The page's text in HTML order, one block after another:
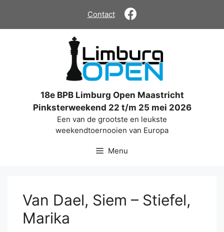
de
Contact
18e BPB Limburg Open Maastricht
Pinksterweekend 22 t/m 25 mei 2026
Een van de grootste en leukste
weekendtoernooien van Europa
Menu
Van Dael, Siem – Stiefel,
Marika